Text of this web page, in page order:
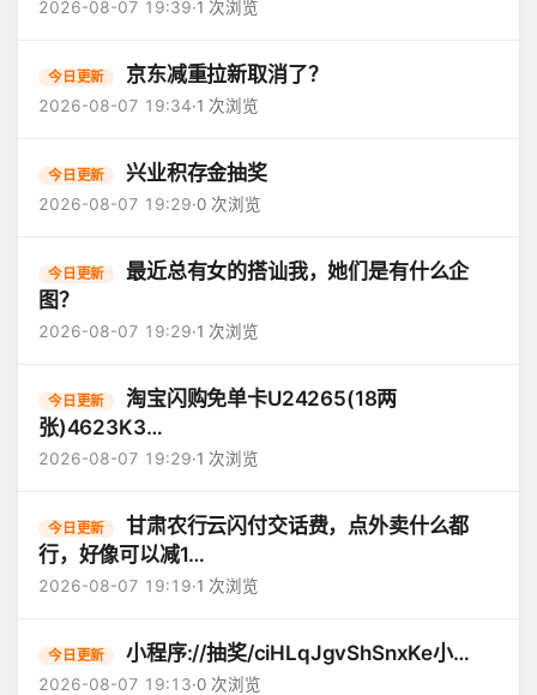
2026-08-07 19:39·1 次浏览
今日更新 京东减重拉新取消了？
2026-08-07 19:34·1 次浏览
今日更新 兴业积存金抽奖
2026-08-07 19:29·0 次浏览
今日更新
最近总有女的搭讪我，她们是有什么企
图？
2026-08-07 19:29·1 次浏览
今日更新
淘宝闪购免单卡U24265(18两
张)4623K3…
2026-08-07 19:29·1 次浏览
今日更新
甘肃农行云闪付交话费，点外卖什么都
行，好像可以减1…
2026-08-07 19:19·1 次浏览
今日更新 小程序://抽奖/ciHLqJgvShSnxKe小…
2026-08-07 19:13·0 次浏览